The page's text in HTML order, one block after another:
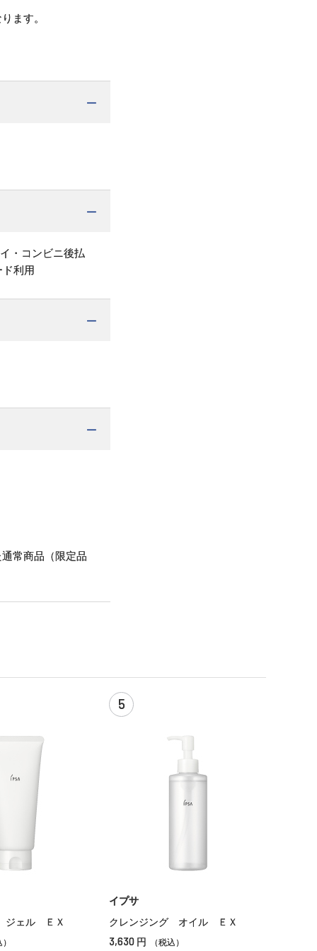
ます。
・コンビニ後払
利用
常商品（限定品
ジェル ＥＸ
5
イプサ
クレンジング オイル ＥＸ
3,630 円 （税込）